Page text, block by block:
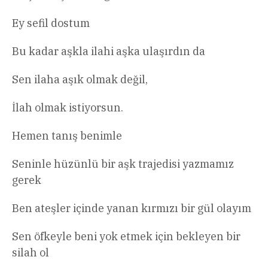
Ey sefil dostum
Bu kadar aşkla ilahi aşka ulaşırdın da
Sen ilaha aşık olmak değil,
İlah olmak istiyorsun.
Hemen tanış benimle
Seninle hüzünlü bir aşk trajedisi yazmamız
gerek
Ben ateşler içinde yanan kırmızı bir gül olayım
Sen öfkeyle beni yok etmek için bekleyen bir
silah ol